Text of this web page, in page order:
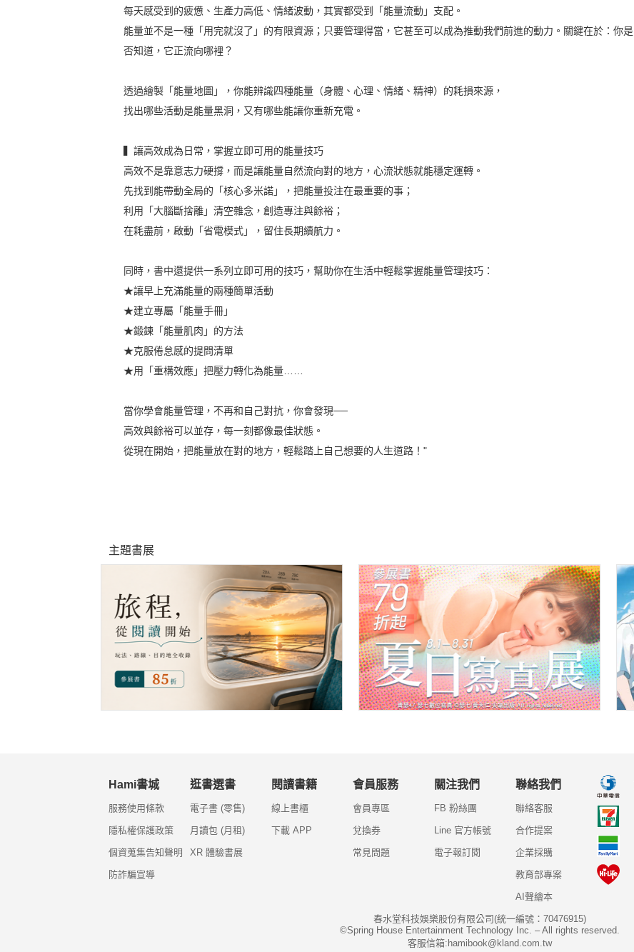
每天感受到的疲憊、生產力高低、情緒波動，其實都受到「能量流動」支配。
能量並不是一種「用完就沒了」的有限資源；只要管理得當，它甚至可以成為推動我們前進的動力。關鍵在於：你是
否知道，它正流向哪裡？
透過繪製「能量地圖」，你能辨識四種能量（身體、心理、情緒、精神）的耗損來源，
找出哪些活動是能量黑洞，又有哪些能讓你重新充電。
▍讓高效成為日常，掌握立即可用的能量技巧
高效不是靠意志力硬撐，而是讓能量自然流向對的地方，心流狀態就能穩定運轉。
先找到能帶動全局的「核心多米諾」，把能量投注在最重要的事；
利用「大腦斷捨離」清空雜念，創造專注與餘裕；
在耗盡前，啟動「省電模式」，留住長期續航力。
同時，書中還提供一系列立即可用的技巧，幫助你在生活中輕鬆掌握能量管理技巧：
★讓早上充滿能量的兩種簡單活動
★建立專屬「能量手冊」
★鍛鍊「能量肌肉」的方法
★克服倦怠感的提問清單
★用「重構效應」把壓力轉化為能量……
當你學會能量管理，不再和自己對抗，你會發現──
高效與餘裕可以並存，每一刻都像最佳狀態。
從現在開始，把能量放在對的地方，輕鬆踏上自己想要的人生道路！"
主題書展
Hami書城
服務使用條款
隱私權保護政策
個資蒐集告知聲明
防詐騙宣導
逛書選書
電子書 (零售)
月讀包 (月租)
XR 體驗書展
閱讀書籍
線上書櫃
下載 APP
會員服務
會員專區
兌換券
常見問題
關注我們
FB 粉絲團
Line 官方帳號
電子報訂閱
聯絡我們
聯絡客服
合作提案
企業採購
教育部專案
AI聲繪本
春水堂科技娛樂股份有限公司(統一編號：70476915)
©Spring House Entertainment Technology Inc. – All rights reserved.
客服信箱:hamibook@kland.com.tw